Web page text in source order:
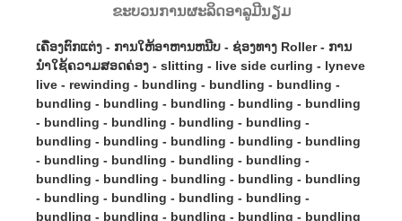
ຂະບວນການຜະລິດອາລູມີນຽມ
ເຄື່ອງຕົກແຕ່ງ - ການໃຫ້ອາຫານຫນີບ - ຊ່ອງທາງ Roller - ການ
ນໍາໃຊ້ຄວາມສອດຄ່ອງ - slitting - live side curling - lyneve
live - rewinding - bundling - bundling - bundling -
bundling - bundling - bundling - bundling - bundling
- bundling - bundling - bundling - bundling -
bundling - bundling - bundling - bundling - bundling
- bundling - bundling - bundling - bundling -
bundling - bundling - bundling - bundling - bundling
- bundling - bundling - bundling - bundling -
bundling - bundling - bundling - bundling - bundling